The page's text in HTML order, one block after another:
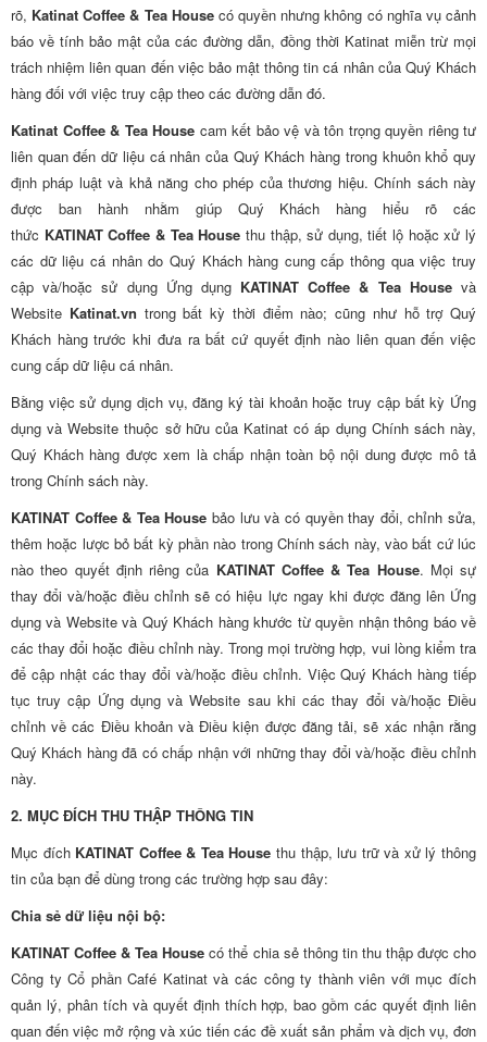
rõ, Katinat Coffee & Tea Housecó quyền nhưng không có nghĩa vụ cảnh
báo về tính bảo mật của các đường dẫn, đồng thời Katinat miễn trừ mọi
trách nhiệm liên quan đến việc bảo mật thông tin cá nhân của Quý Khách
hàng đối với việc truy cập theo các đường dẫn đó.
Katinat Coffee & Tea House cam kết bảo vệ và tôn trọng quyền riêng tư
liên quan đến dữ liệu cá nhân của Quý Khách hàng trong khuôn khổ quy
định pháp luật và khả năng cho phép của thương hiệu. Chính sách này
được ban hành nhằm giúp Quý Khách hàng hiểu rõ các
thức KATINAT Coffee & Tea House thu thập, sử dụng, tiết lộ hoặc xử lý
các dữ liệu cá nhân do Quý Khách hàng cung cấp thông qua việc truy
cập và/hoặc sử dụng Ứng dụng KATINAT Coffee & Tea Housevà
Website Katinat.vn trong bất kỳ thời điểm nào; cũng như hỗ trợ Quý
Khách hàng trước khi đưa ra bất cứ quyết định nào liên quan đến việc
cung cấp dữ liệu cá nhân.
Bằng việc sử dụng dịch vụ, đăng ký tài khoản hoặc truy cập bất kỳ Ứng
dụng và Website thuộc sở hữu của Katinat có áp dụng Chính sách này,
Quý Khách hàng được xem là chấp nhận toàn bộ nội dung được mô tả
trong Chính sách này.
KATINAT Coffee & Tea House bảo lưu và có quyền thay đổi, chỉnh sửa,
thêm hoặc lược bỏ bất kỳ phần nào trong Chính sách này, vào bất cứ lúc
nào theo quyết định riêng của KATINAT Coffee & Tea House. Mọi sự
thay đổi và/hoặc điều chỉnh sẽ có hiệu lực ngay khi được đăng lên Ứng
dụng và Website và Quý Khách hàng khước từ quyền nhận thông báo về
các thay đổi hoặc điều chỉnh này. Trong mọi trường hợp, vui lòng kiểm tra
để cập nhật các thay đổi và/hoặc điều chỉnh. Việc Quý Khách hàng tiếp
tục truy cập Ứng dụng và Website sau khi các thay đổi và/hoặc Điều
chỉnh về các Điều khoản và Điều kiện được đăng tải, sẽ xác nhận rằng
Quý Khách hàng đã có chấp nhận với những thay đổi và/hoặc điều chỉnh
này.
2. MỤC ĐÍCH THU THẬP THÔNG TIN
Mục đích KATINAT Coffee & Tea House thu thập, lưu trữ và xử lý thông
tin của bạn để dùng trong các trường hợp sau đây:
Chia sẻ dữ liệu nội bộ:
KATINAT Coffee & Tea House có thể chia sẻ thông tin thu thập được cho
Công ty Cổ phần Café Katinat và các công ty thành viên với mục đích
quản lý, phân tích và quyết định thích hợp, bao gồm các quyết định liên
quan đến việc mở rộng và xúc tiến các đề xuất sản phẩm và dịch vụ, đơn